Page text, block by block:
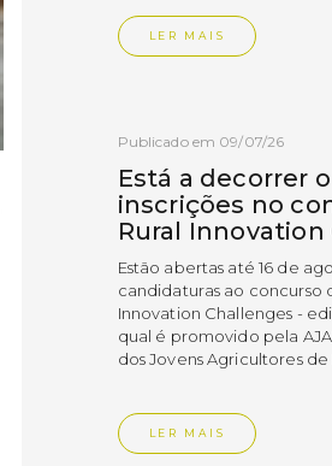
LER MAIS
Publicado em 09/07/26
Está a decorrer
inscrições no
Rural
Estão abertas até 16 de
candidaturas ao concurso
Innovation Challenges -
qual é promovido pela
dos Jovens Agricultores de
LER MAIS